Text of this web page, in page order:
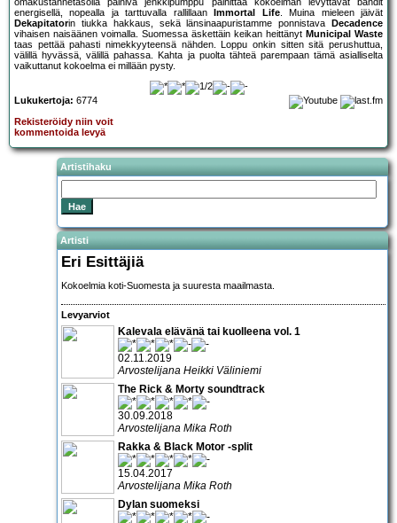
omakustannetasolla painiva jenkkipumppu päihittää kokoelman levyttävät bändit
energisellä, nopealla ja tarttuvalla rallillaan
Immortal Life. Muina mieleen jäivät
Dekapitatorin tiukka hakkaus, sekä länsinaapuristamme ponnistava
Decadence
vihaisen naisäänen voimalla. Suomessa äskettäin keikan heittänyt Municipal Waste
taas pettää pahasti nimekkyyteensä nähden. Loppu onkin sitten sitä perushuttua,
välillä hyvässä, välillä pahassa. Kahta ja puolta tähteä parempaan tämä asialliselta
vaikuttanut kokoelma ei millään pysty.
Lukukertoja: 6774
Rekisteröidy niin voit
kommentoida levyä
Artistihaku
Artisti
Eri Esittäjiä
Kokoelmia koti-Suomesta ja suuresta maailmasta.
Levyarviot
Kalevala elävänä tai kuolleena vol. 1
02.11.2019
Arvostelijana Heikki Väliniemi
The Rick & Morty soundtrack
30.09.2018
Arvostelijana Mika Roth
Rakka & Black Motor -split
15.04.2017
Arvostelijana Mika Roth
Dylan suomeksi